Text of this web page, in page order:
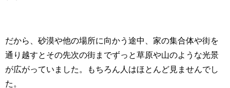
だから、砂漠や他の場所に向かう途中、家の集合体や街を
通り越すとその先次の街までずっと草原や山のような光景
が広がっていました。もちろん人はほとんど見ませんでし
た。